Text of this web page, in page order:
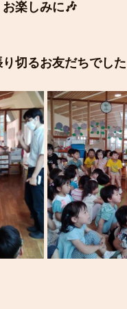
楽しみに🎶
切るお友だちでし